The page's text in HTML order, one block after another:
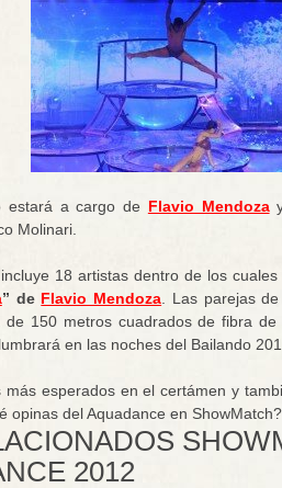
estará a cargo de Flavio Mendozay
Molinari.
18 artistas dentro de los
” de Flavio Mendoza . Las parejas
de 150 metros cuadrados de fibra
en las noches del Bailando
más esperados en el certámen y
opinas del Aquadance en
2012